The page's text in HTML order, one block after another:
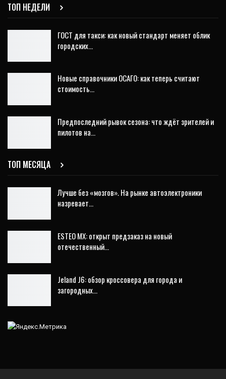
ТОП НЕДЕЛИ
ГОСТ для такси: как новый стандарт меняет облик
городских…
Новые справочники ОСАГО: как теперь считают
стоимость…
Предпоследний рывок сезона: что ждёт зрителей и
пилотов на…
ТОП МЕСЯЦА
Лучше без «мозгов». На рынке автоэлектроники
назревает…
ESTEO MX: открыт предзаказ на новый
отечественный…
Jeland J6: обзор кроссовера для города и
загородных…